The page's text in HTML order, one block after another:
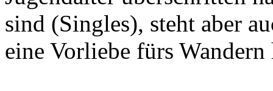
sind (Singles), steht aber
eine Vorliebe fürs